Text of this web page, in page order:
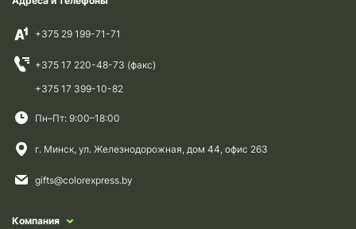
+375 29 199-71-71
+375 17 220-48-73 (факс)
+375 17 399-10-82
Пн–Пт: 9:00–18:00
г. Минск, ул. Железнодорожная, дом 44, офис 263
gifts@colorexpress.by
Компания